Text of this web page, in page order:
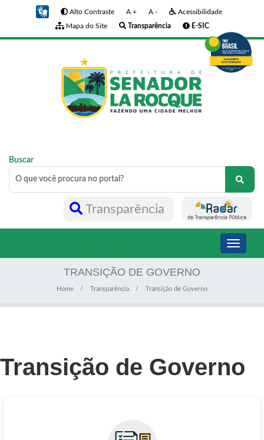
Alto Contraste A + A -
Acessibilidade
Mapa do Site
Transparência E-SIC
Buscar
Transparência
Toggle
TRANSIÇÃO DE GOVERNO
Home Transparência Transição de Governo
Transição de Governo